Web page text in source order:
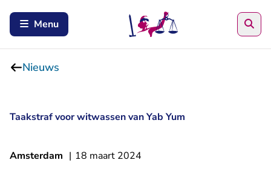
Menu
Nieuws
Taakstraf voor witwassen van Yab Yum
Amsterdam | 18 maart 2024